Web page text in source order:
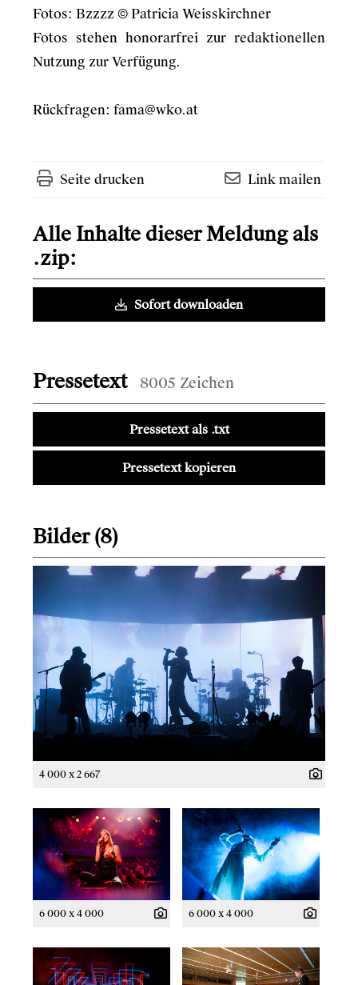
Fotos: Bzzzz © Patricia Weisskirchner
Fotos stehen honorarfrei zur redaktionellen
Nutzung zur Verfügung.
Rückfragen: fama@wko.at
Seite drucken Link mailen
Alle Inhalte dieser Meldung als
.zip:
Sofort downloaden
Pressetext 8005 Zeichen
Pressetext als .txt
Pressetext kopieren
Bilder (8)
4 000 x 2 667
6 000 x 4 000 6 000 x 4 000